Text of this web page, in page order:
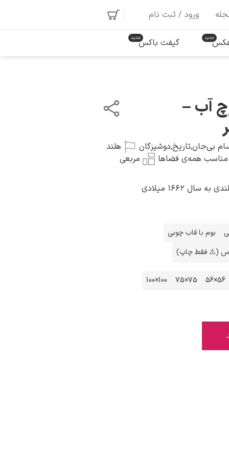
ورود / ثبت نام
عکس گیفت باکس
آب –
بی‌جان,تاریخ,دوشیزگان
هلند
مناسب همه‌ی فضاها
مربعی
۱۶۶۲ میلادی
بوم با قاب چوبی
(⚠️ فقط چاپ)
56×56
75×75
100×100